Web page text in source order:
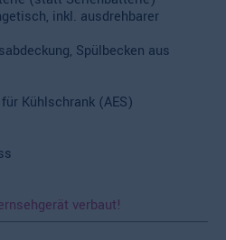
inkl. ausdrehbarer
Spülbecken aus
Kühlschrank (AES)
verbaut!